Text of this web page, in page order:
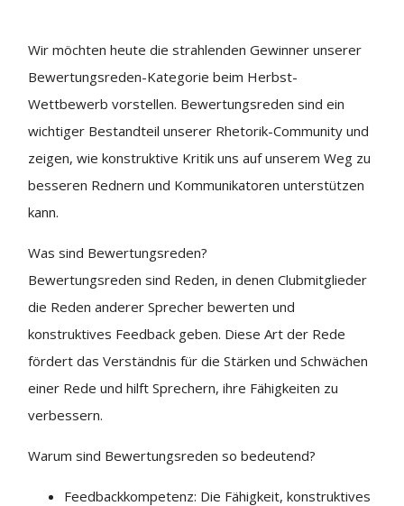
Wir möchten heute die strahlenden Gewinner unserer
Bewertungsreden-Kategorie beim Herbst-
Wettbewerb vorstellen. Bewertungsreden sind ein
wichtiger Bestandteil unserer Rhetorik-Community und
zeigen, wie konstruktive Kritik uns auf unserem Weg zu
besseren Rednern und Kommunikatoren unterstützen
kann.
Was sind Bewertungsreden?
Bewertungsreden sind Reden, in denen Clubmitglieder
die Reden anderer Sprecher bewerten und
konstruktives Feedback geben. Diese Art der Rede
fördert das Verständnis für die Stärken und Schwächen
einer Rede und hilft Sprechern, ihre Fähigkeiten zu
verbessern.
Warum sind Bewertungsreden so bedeutend?
Feedbackkompetenz: Die Fähigkeit, konstruktives